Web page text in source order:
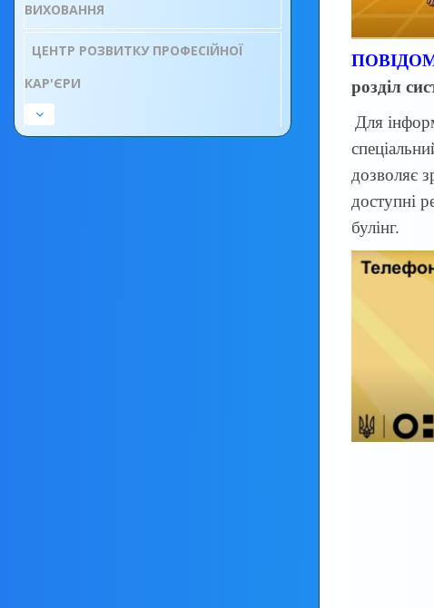
ВИХОВАННЯ
ЦЕНТР РОЗВИТКУ ПРОФЕСІЙНОЇ
КАР'ЄРИ
розділ
Для
дозволяє
доступні
булінг.